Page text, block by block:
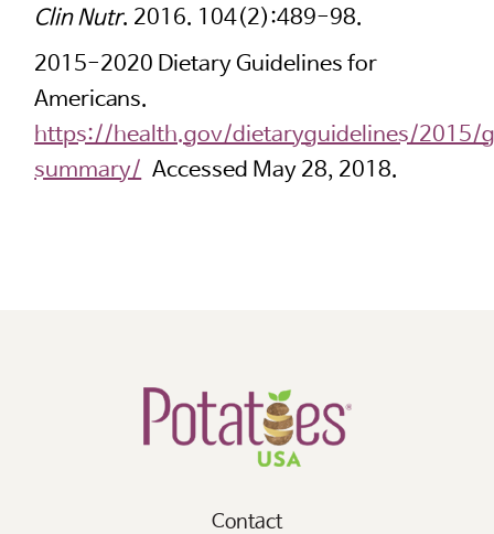
Clin Nutr. 2016. 104(2):489-98.
2015-2020 Dietary Guidelines for
Americans.
https://health.gov/dietaryguidelines/2015/
summary/ Accessed May 28, 2018.
Contact